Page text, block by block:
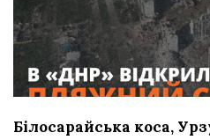
Білосарайська коса,